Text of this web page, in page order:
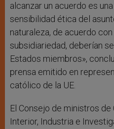
alcanzar un acuerdo es
sensibilidad ética del
naturaleza, de acuerdo
subsidiariedad, deberían
Estados miembros»,
prensa emitido en
católico de la UE.
El Consejo de ministros
Interior, Industria e